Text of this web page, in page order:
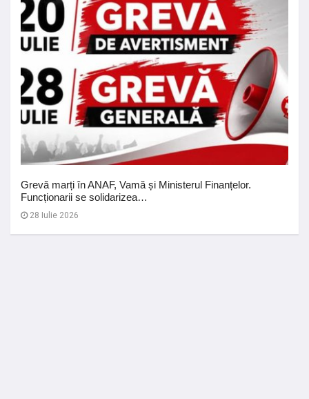
Grevă marți în ANAF, Vamă și Ministerul Finanțelor.
Funcționarii se solidarizea…
28 Iulie 2026